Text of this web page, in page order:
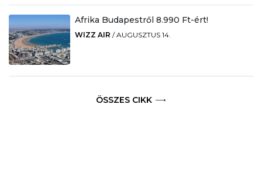
Afrika Budapestről 8.990 Ft-ért!
WIZZ AIR /AUGUSZTUS 14.
ÖSSZES CIKK